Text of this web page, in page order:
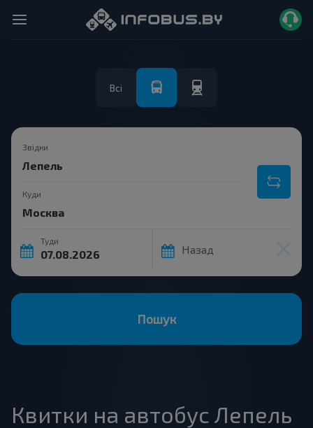
Всі
Звідки
Куди
Туди
Назад
Пошук
Квитки на автобус Лепель